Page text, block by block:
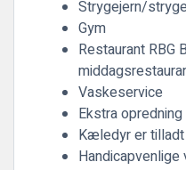
Strygejern/
Gym
Restaurant RBG
Vaskeservice
Ekstra
Kæledyr er